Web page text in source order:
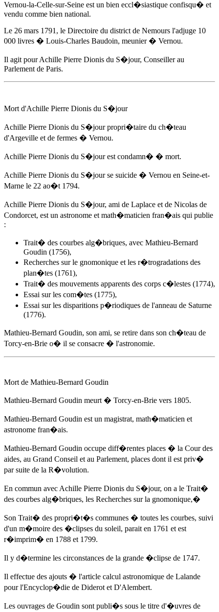
Vernou-la-Celle-sur-Seine est un bien eccl�siastique confisqu� et
vendu comme bien national.
Le 26 mars 1791 , le Directoire du district de Nemours l'adjuge 10
000 livres � Louis-Charles Baudoin, meunier � Vernou.
Il agit pourAchille Pierre Dionis du S�jour, Conseiller au
Parlement de Paris.
Mort d'Achille Pierre Dionis du S�jour
Achille Pierre Dionis du S�jourpropri�taire du ch�teau
d'Argeville et de fermes � Vernou.
Achille Pierre Dionis du S�jourest condamn� � mort.
Achille Pierre Dionis du S�jourse suicide � Vernou en Seine-et-
Marne le 22 ao�t 1794.
Achille Pierre Dionis du S�jour, ami de Laplace et de Nicolas de
Condorcet, est un astronome et math�maticien fran�ais qui publie
:
Trait� des courbes alg�briques, avec Mathieu-Bernard
Goudin (1756),
Recherches sur le gnomonique et les r�trogradations des
plan�tes (1761),
Trait� des mouvements apparents des corps c�lestes (1774),
Essai sur les com�tes (1775),
Essai sur les disparitions p�riodiques de l'anneau de Saturne
(1776).
Mathieu-Bernard Goudin, son ami, se retire dans son ch�teau de
Torcy-en-Brie o� il se consacre � l'astronomie.
Mort de Mathieu-Bernard Goudin
Mathieu-Bernard Goudin meurt � Torcy-en-Brie vers 1805.
Mathieu-Bernard Goudin est un magistrat, math�maticien et
astronome fran�ais.
Mathieu-Bernard Goudin occupe diff�rentes places � la Cour des
aides, au Grand Conseil et au Parlement, places dont il est priv�
par suite de la R�volution.
En commun avec Achille Pierre Dionis du S�jour, on a le Trait�
des courbes alg�briques, les Recherches sur la gnomonique,�
Son Trait� des propri�t�s communes � toutes les courbes, suivi
d'un m�moire des �clipses du soleil, parait en 1761 et est
r�imprim� en 1788 et 1799.
Il y d�termine les circonstances de la grande �clipse de 1747.
Il effectue des ajouts � l'article calcul astronomique de Lalande
pour l'Encyclop�die de Diderot et D'Alembert.
Les ouvrages de Goudin sont publi�s sous le titre d'�uvres de